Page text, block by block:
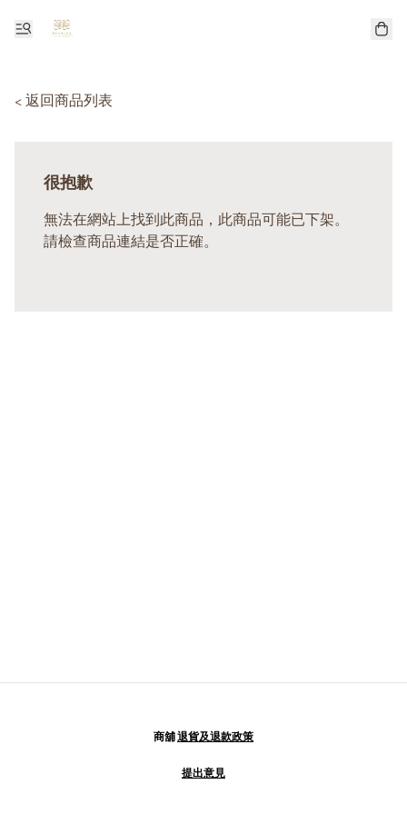
< 返回商品列表
很抱歉
無法在網站上找到此商品，此商品可能已下架。
請檢查商品連結是否正確。
商舖退貨及退款政策
提出意見